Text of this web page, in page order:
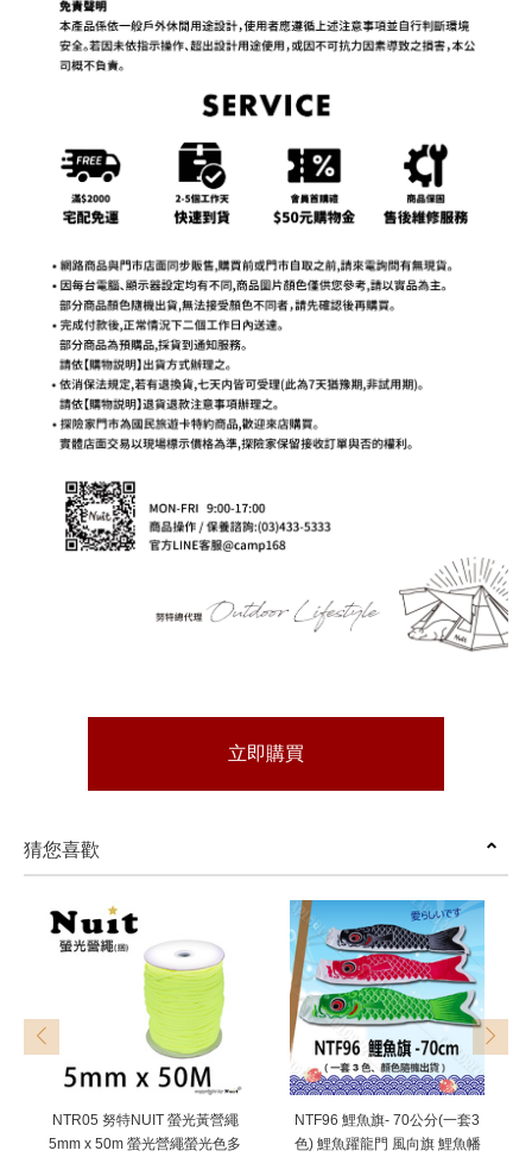
立即購買
猜您喜歡
NTR05 努特NUIT 螢光黃營繩
5mm x 50m 螢光營繩螢光色多
NTF96 鯉魚旗- 70公分(一套3
色) 鯉魚躍龍門 風向旗 鯉魚幡
prev next